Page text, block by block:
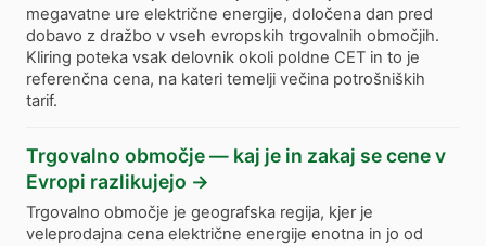
megavatne ure električne energije, določena dan pred
dobavo z dražbo v vseh evropskih trgovalnih območjih.
Kliring poteka vsak delovnik okoli poldne CET in to je
referenčna cena, na kateri temelji večina potrošniških
tarif.
Trgovalno območje — kaj je in zakaj se cene v
Evropi razlikujejo →
Trgovalno območje je geografska regija, kjer je
veleprodajna cena električne energije enotna in jo od